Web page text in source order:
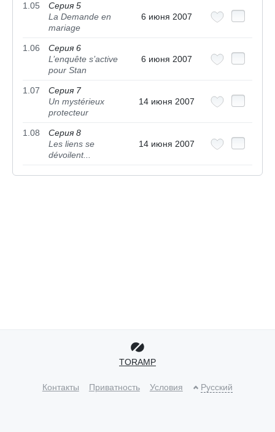
1.05
Серия 5
La Demande en
mariage
6 июня 2007
1.06
Серия 6
L’enquête s’active
pour Stan
6 июня 2007
1.07
Серия 7
Un mystérieux
protecteur
14 июня 2007
1.08
Серия 8
Les liens se
dévoilent...
14 июня 2007
TORAMP
Контакты Приватность Условия Русский